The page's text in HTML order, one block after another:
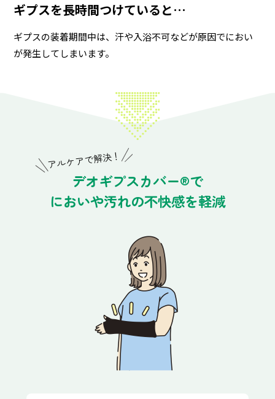
ギプスを長時間つけていると…
ギプスの装着期間中は、汗や入浴不可などが原因でにおい
が発生してしまいます。
アルケアで解決！
デオギプスカバー®で
においや汚れの不快感を軽減